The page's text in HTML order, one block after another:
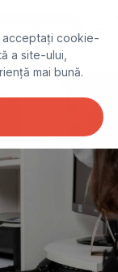
online
acceptați cookie-
a site-ului,
mai bună.